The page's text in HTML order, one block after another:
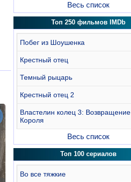
Весь список
Топ 250 фильмов IMDb
Побег из Шоушенка
Крестный отец
Темный рыцарь
Крестный отец 2
Властелин колец 3: Возвращение
Короля
Весь список
Топ 100 сериалов
Во все тяжкие